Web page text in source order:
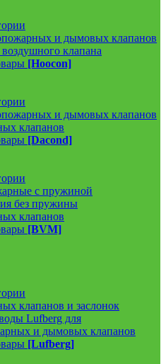
и дымовых клапанов
клапана
[Hoocon]
и дымовых клапанов
клапанов
[Dacond]
с пружиной
без пружины
клапанов
[BVM]
клапанов и заслонок
Lufberg для
и дымовых клапанов
[Lufberg]